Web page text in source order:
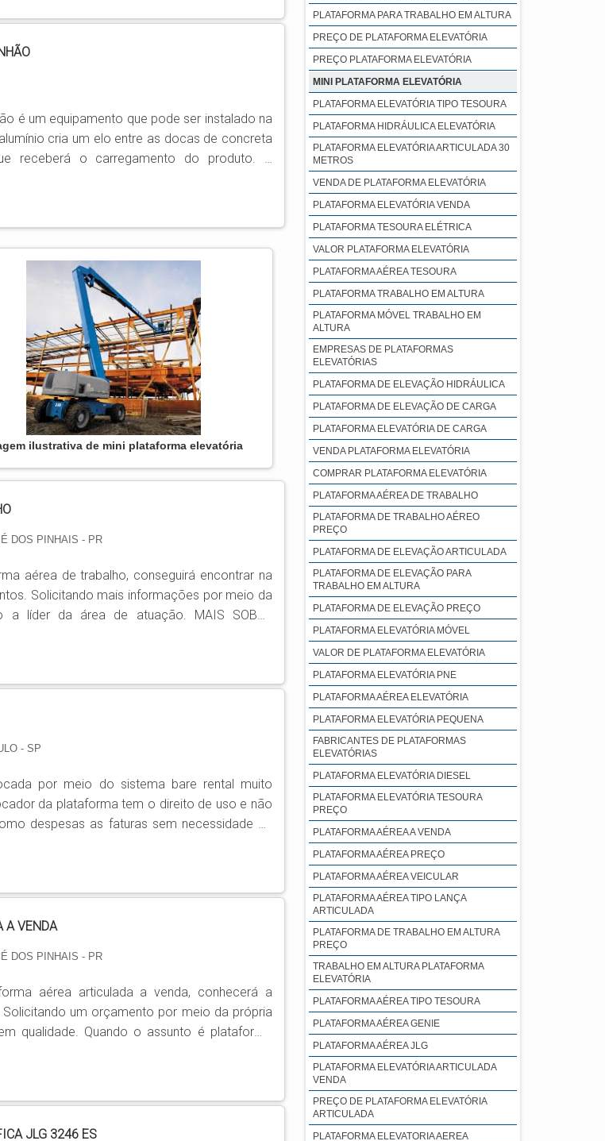
é um equipamento que pode ser instalado na
receberá o carregamento do produto. A
ilustrativa de mini plataforma elevatória
DOS PINHAIS - PR
aérea de trabalho, conseguirá encontrar na
Solicitando mais informações por meio da
da área de atuação. MAIS SOBRE
com os serviços, consegue
- SP
por meio do sistema bare rental muito
da plataforma tem o direito de uso e não
despesas as faturas sem necessidade de
TIPOS DE PLATAFORMAS
articulada GT...
A VENDA
DOS PINHAIS - PR
aérea articulada a venda, conhecerá a
um orçamento por meio da própria
assunto é plataforma
SOBRE PLATAFORMA
JLG 3246 ES
PLATAFORMA PARA TRABALHO EM ALTURA
PREÇO DE PLATAFORMA ELEVATÓRIA
PREÇO PLATAFORMA ELEVATÓRIA
MINI PLATAFORMA ELEVATÓRIA
PLATAFORMA ELEVATÓRIA TIPO TESOURA
PLATAFORMA HIDRÁULICA ELEVATÓRIA
PLATAFORMA ELEVATÓRIA ARTICULADA 30
METROS
VENDA DE PLATAFORMA ELEVATÓRIA
PLATAFORMA ELEVATÓRIA VENDA
PLATAFORMA TESOURA ELÉTRICA
VALOR PLATAFORMA ELEVATÓRIA
PLATAFORMA AÉREA TESOURA
PLATAFORMA TRABALHO EM ALTURA
PLATAFORMA MÓVEL TRABALHO EM
ALTURA
EMPRESAS DE PLATAFORMAS
ELEVATÓRIAS
PLATAFORMA DE ELEVAÇÃO HIDRÁULICA
PLATAFORMA DE ELEVAÇÃO DE CARGA
PLATAFORMA ELEVATÓRIA DE CARGA
VENDA PLATAFORMA ELEVATÓRIA
COMPRAR PLATAFORMA ELEVATÓRIA
PLATAFORMA AÉREA DE TRABALHO
PLATAFORMA DE TRABALHO AÉREO
PREÇO
PLATAFORMA DE ELEVAÇÃO ARTICULADA
PLATAFORMA DE ELEVAÇÃO PARA
TRABALHO EM ALTURA
PLATAFORMA DE ELEVAÇÃO PREÇO
PLATAFORMA ELEVATÓRIA MÓVEL
VALOR DE PLATAFORMA ELEVATÓRIA
PLATAFORMA ELEVATÓRIA PNE
PLATAFORMA AÉREA ELEVATÓRIA
PLATAFORMA ELEVATÓRIA PEQUENA
FABRICANTES DE PLATAFORMAS
ELEVATÓRIAS
PLATAFORMA ELEVATÓRIA DIESEL
PLATAFORMA ELEVATÓRIA TESOURA
PREÇO
PLATAFORMA AÉREA A VENDA
PLATAFORMA AÉREA PREÇO
PLATAFORMA AÉREA VEICULAR
PLATAFORMA AÉREA TIPO LANÇA
ARTICULADA
PLATAFORMA DE TRABALHO EM ALTURA
PREÇO
TRABALHO EM ALTURA PLATAFORMA
ELEVATÓRIA
PLATAFORMA AÉREA TIPO TESOURA
PLATAFORMA AÉREA GENIE
PLATAFORMA AÉREA JLG
PLATAFORMA ELEVATÓRIA ARTICULADA
VENDA
PREÇO DE PLATAFORMA ELEVATÓRIA
ARTICULADA
PLATAFORMA ELEVATORIA AEREA